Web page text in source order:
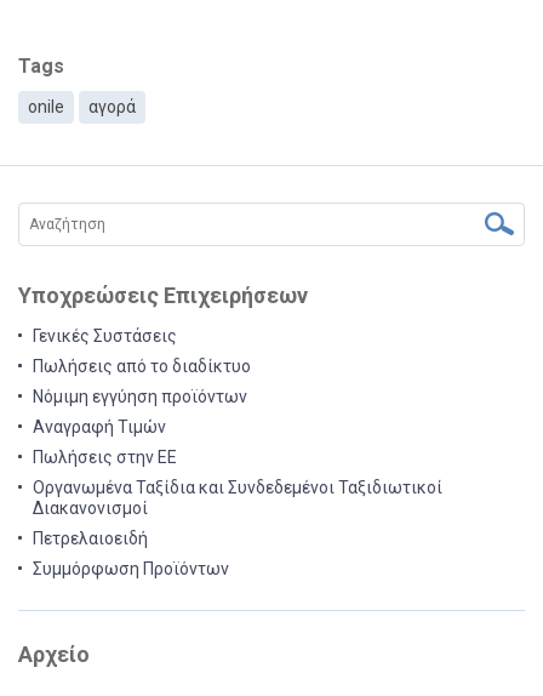
Tags
onile αγορά
Υποχρεώσεις Επιχειρήσεων
Γενικές Συστάσεις
Πωλήσεις από το διαδίκτυο
Νόμιμη εγγύηση προϊόντων
Αναγραφή Τιμών
Πωλήσεις στην ΕΕ
Οργανωμένα Ταξίδια και Συνδεδεμένοι Ταξιδιωτικοί
Διακανονισμοί
Πετρελαιοειδή
Συμμόρφωση Προϊόντων
Αρχείο